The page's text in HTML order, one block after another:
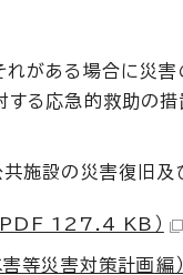
がある場合に災
る応急的救助の措
施設の災害復旧
PDF 127.4 KB）
等災害対策計画編